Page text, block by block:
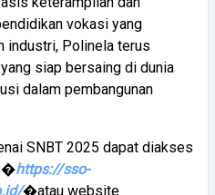
vokasi yang
industri, Polinela terus
siap bersaing di dunia
dalam pembangunan
SNBT 2025 dapat diakses
https://sso-
�atau website